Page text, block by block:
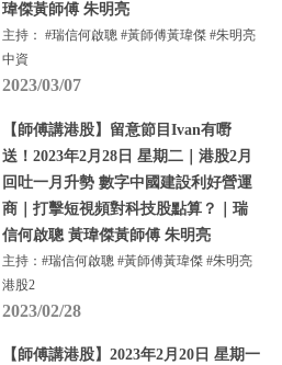
瑋傑黃師傅 朱明亮
主持： #瑞信何啟聰 #黃師傅黃瑋傑 #朱明亮
中資
2023/03/07
【師傅講港股】留意節目Ivan有嘢
送！2023年2月28日 星期二｜港股2月
回吐一月升勢 數字中國建設利好營運
商｜打擊短視頻對科技股點算？｜瑞
信何啟聰 黃瑋傑黃師傅 朱明亮
主持：#瑞信何啟聰 #黃師傅黃瑋傑 #朱明亮
港股2
2023/02/28
【師傅講港股】2023年2月20日 星期一